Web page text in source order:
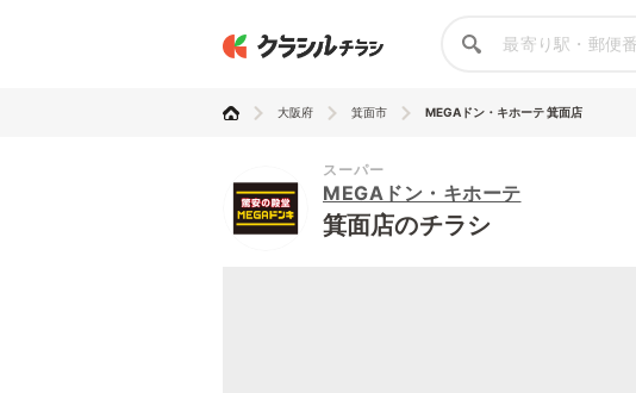
大阪府 箕面市 MEGAドン・キホーテ 箕面店
スーパー
MEGAドン・キホーテ
箕面店のチラシ